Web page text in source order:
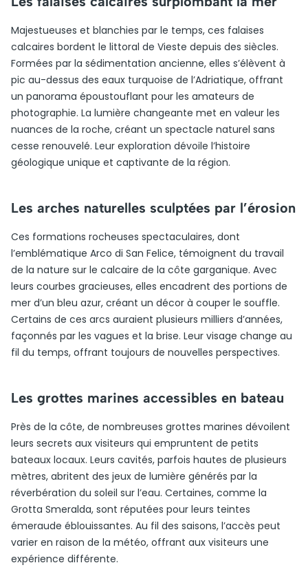
Majestueuses et blanchies par le temps, ces falaises
calcaires bordent le littoral de Vieste depuis des siècles.
Formées par la sédimentation ancienne, elles s’élèvent à
pic au-dessus des eaux turquoise de l’Adriatique, offrant
un panorama époustouflant pour les amateurs de
photographie. La lumière changeante met en valeur les
nuances de la roche, créant un spectacle naturel sans
cesse renouvelé. Leur exploration dévoile l’histoire
géologique unique et captivante de la région.
Les arches naturelles sculptées par l’érosion
Ces formations rocheuses spectaculaires, dont
l’emblématique Arco di San Felice, témoignent du travail
de la nature sur le calcaire de la côte garganique. Avec
leurs courbes gracieuses, elles encadrent des portions de
mer d’un bleu azur, créant un décor à couper le souffle.
Certains de ces arcs auraient plusieurs milliers d’années,
façonnés par les vagues et la brise. Leur visage change au
fil du temps, offrant toujours de nouvelles perspectives.
Les grottes marines accessibles en bateau
Près de la côte, de nombreuses grottes marines dévoilent
leurs secrets aux visiteurs qui empruntent de petits
bateaux locaux. Leurs cavités, parfois hautes de plusieurs
mètres, abritent des jeux de lumière générés par la
réverbération du soleil sur l’eau. Certaines, comme la
Grotta Smeralda, sont réputées pour leurs teintes
émeraude éblouissantes. Au fil des saisons, l’accès peut
varier en raison de la météo, offrant aux visiteurs une
expérience différente.